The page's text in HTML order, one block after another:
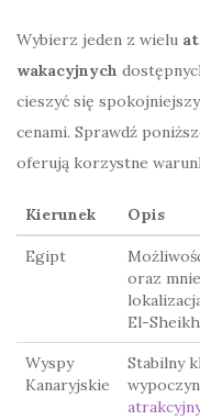
Wybierz jeden z wielu
wakacyjnych
cieszyć się
cenami. Sprawdź
oferują korzystne
Kierunek Opis
Egipt
oraz
El-
Wyspy
Kanaryjskie
Stabilny